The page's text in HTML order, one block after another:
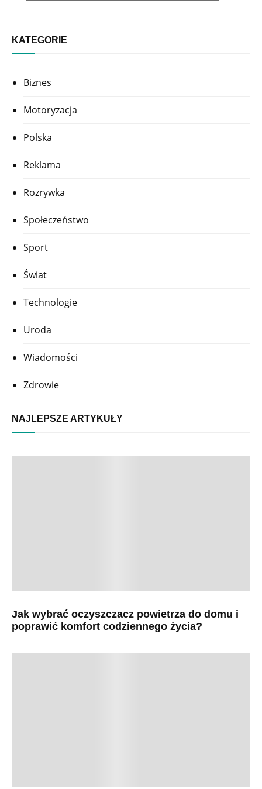
KATEGORIE
Biznes
Motoryzacja
Polska
Reklama
Rozrywka
Społeczeństwo
Sport
Świat
Technologie
Uroda
Wiadomości
Zdrowie
NAJLEPSZE ARTYKUŁY
Jak wybrać oczyszczacz powietrza do domu i
poprawić komfort codziennego życia?